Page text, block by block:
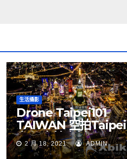
生活攝影
Drone Taipei101
TAIWAN 空拍Taipei
夜景 空拍素材
2 月 18, 2021 ADMIN